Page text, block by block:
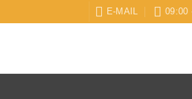
E-MAIL 09:00